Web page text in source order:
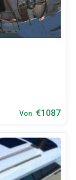
Von €1087